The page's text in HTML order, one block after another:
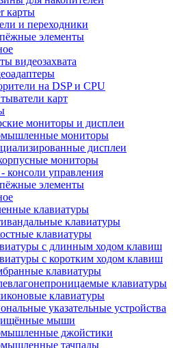
карты
и переходники
элементы
видеозахвата
на DSP и CPU
карт
мониторы и дисплеи
мониторы
дисплеи
мониторы
консоли управления
элементы
клавиатуры
клавиатуры
клавиатуры
с длинным ходом клавиш
с коротким ходом клавиш
клавиатуры
клавиатуры
клавиатуры
указательные устройства
мыши
джойстики
тачпады